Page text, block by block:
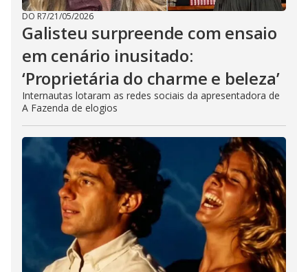
DO R7/21/05/2026
Galisteu surpreende com ensaio
em cenário inusitado:
‘Proprietária do charme e beleza’
Internautas lotaram as redes sociais da apresentadora de
A Fazenda de elogios